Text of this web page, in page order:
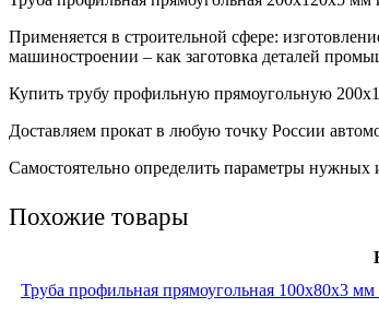
Применяется в строительной сфере:
машиностроении – как заготовка деталей
Купить трубу профильную прямоугольную
Доставляем прокат в любую точку России
Самостоятельно определить параметры нужных
Похожие товары
Труба профильная прямоугольная 100x80x3